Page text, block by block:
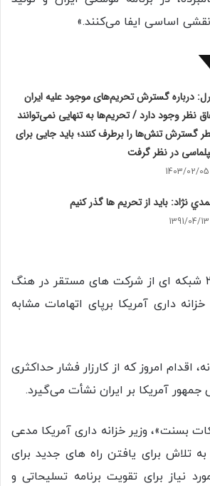
اساسی ایفا می‌کنند.»
درباره گسترش تحریم‌های موجود علیه ایران
نظر وجود دارد / تحریم‌ها به تنهایی نمی‌توانند
گسترش تنش‌ها را برطرف کنند؛ باید جایی برای
در نظر گرفت
1403/02/05
نژاد: بايد از تحريم ها گذر کنيم
1391/04/13
پیشتر در فوریه ۲۰۲۴ شبکه ای از شرکت های مستقر در هنگ
داری آمریکا برپای اتهامات مشابه
اقدام امروز که از کارزار فشار حداکثری
جمهور آمریکا بر ایران نشأت می‌گیرد.
بسنت»، وزیر خزانه داری آمریکا مدعی
تلاش برای یافتن راه های جدید برای
نیاز برای تقویت برنامه تسلیحاتی و